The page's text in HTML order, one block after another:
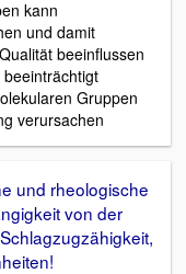
kann
und damit
beeinflussen
Gruppen
verursachen
und rheologische
von der